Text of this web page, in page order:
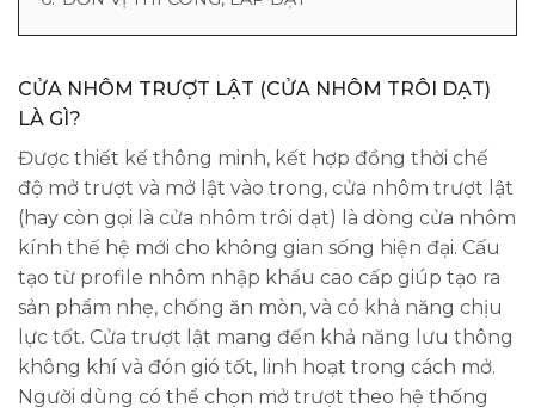
CỬA NHÔM TRƯỢT LẬT (CỬA NHÔM TRÔI DẠT)
LÀ GÌ?
Được thiết kế thông minh, kết hợp đồng thời chế
độ mở trượt và mở lật vào trong, cửa nhôm trượt lật
(hay còn gọi là cửa nhôm trôi dạt) là dòng cửa nhôm
kính thế hệ mới cho không gian sống hiện đại. Cấu
tạo từ profile nhôm nhập khẩu cao cấp giúp tạo ra
sản phẩm nhẹ, chống ăn mòn, và có khả năng chịu
lực tốt. Cửa trượt lật mang đến khả năng lưu thông
không khí và đón gió tốt, linh hoạt trong cách mở.
Người dùng có thể chọn mở trượt theo hệ thống